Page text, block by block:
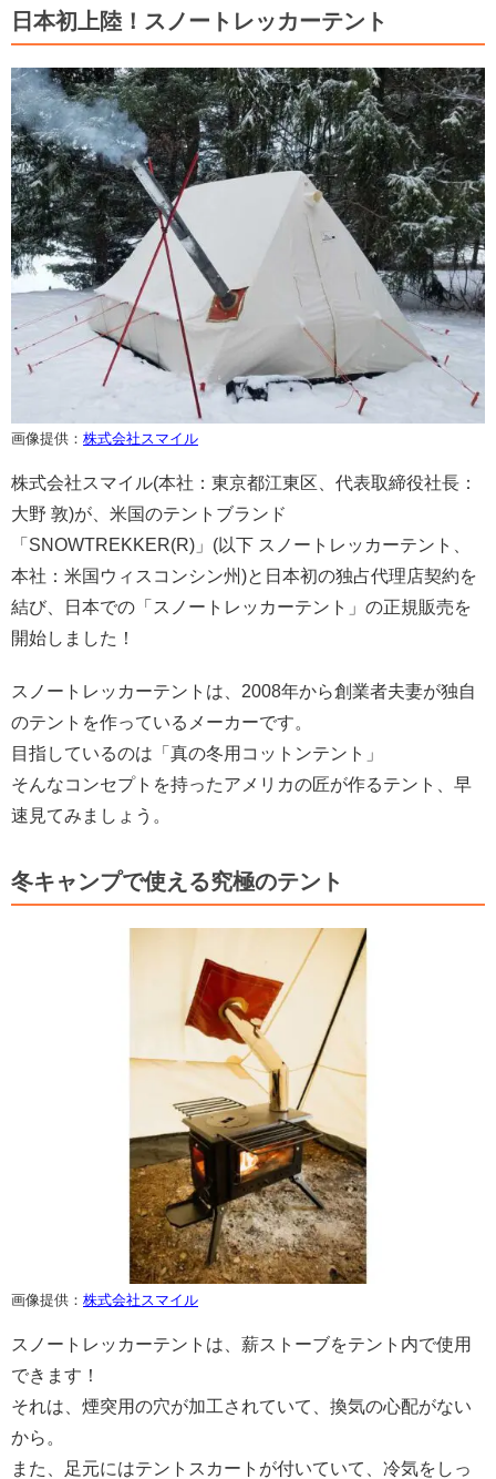
日本初上陸！スノートレッカーテント
画像提供： 株式会社スマイル
株式会社スマイル(本社：東京都江東区、代表取締役社長：
大野 敦)が、米国のテントブランド
「SNOWTREKKER(R)」(以下 スノートレッカーテント、
本社：米国ウィスコンシン州)と日本初の独占代理店契約を
結び、日本での「スノートレッカーテント」の正規販売を
開始しました！
スノートレッカーテントは、2008年から創業者夫妻が独自
のテントを作っているメーカーです。
目指しているのは「真の冬用コットンテント」
そんなコンセプトを持ったアメリカの匠が作るテント、早
速見てみましょう。
冬キャンプで使える究極のテント
画像提供： 株式会社スマイル
スノートレッカーテントは、薪ストーブをテント内で使用
できます！
それは、煙突用の穴が加工されていて、換気の心配がない
から。
また、足元にはテントスカートが付いていて、冷気をしっ